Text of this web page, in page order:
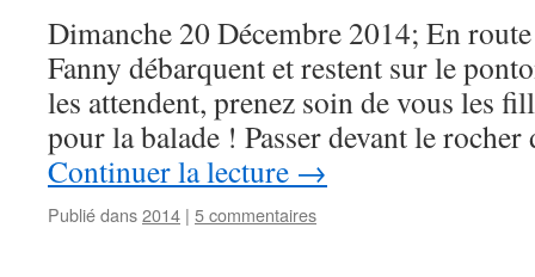
Dimanche 20 Décembre 2014; En
Fanny débarquent et restent sur le
les attendent, prenez soin de vous les
pour la balade ! Passer devant le
Continuer la lecture →
Publié dans2014 | 5 commentaires